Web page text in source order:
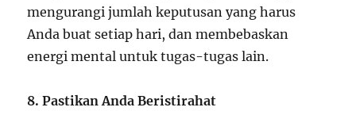
mengurangi jumlah keputusan yang harus
Anda buat setiap hari, dan membebaskan
energi mental untuk tugas-tugas lain.
8. Pastikan Anda Beristirahat